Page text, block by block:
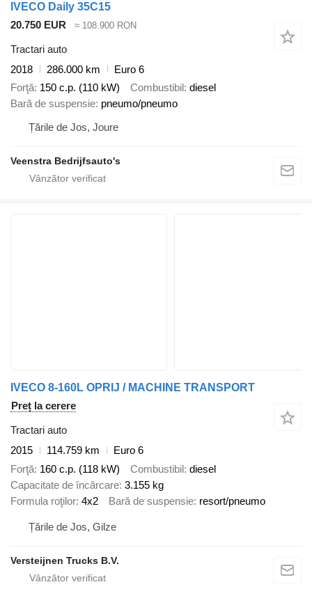
IVECO Daily 35C15
20.750 EUR
≈ 108.900 RON
Tractari auto
2018
286.000 km
Euro 6
Forţă 150 c.p. (110 kW) Combustibil diesel
Bară de suspensie pneumo/pneumo
Țările de Jos, Joure
Veenstra Bedrijfsauto's
IVECO 8-160L OPRIJ / MACHINE TRANSPORT
Preț la cerere
Tractari auto
2015
114.759 km
Euro 6
Forţă 160 c.p. (118 kW) Combustibil diesel
Capacitate de încărcare 3.155 kg
Formula roţilor 4x2 Bară de suspensie resort/pneumo
Țările de Jos, Gilze
Versteijnen Trucks B.V.